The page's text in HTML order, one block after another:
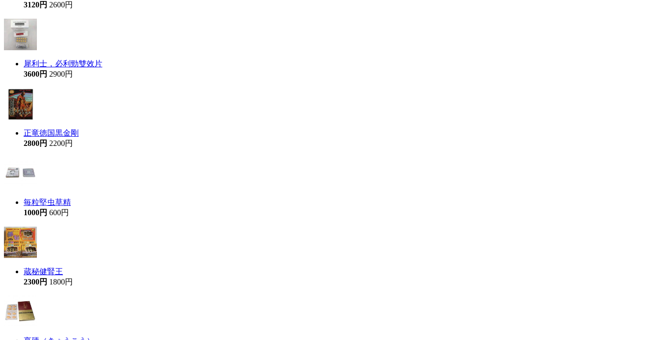
3120円 2600円
犀利士，必利勁雙效片
3600円 2900円
正竜徳国黒金剛
2800円 2200円
毎粒堅虫草精
1000円 600円
蔵秘健腎王
2300円 1800円